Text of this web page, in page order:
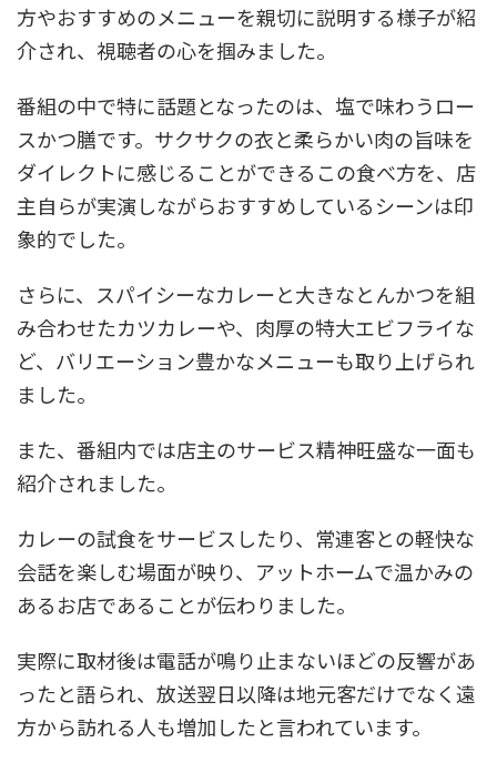
方やおすすめのメニューを親切に説明する様子が紹
介され、視聴者の心を掴みました。
番組の中で特に話題となったのは、塩で味わうロー
スかつ膳です。サクサクの衣と柔らかい肉の旨味を
ダイレクトに感じることができるこの食べ方を、店
主自らが実演しながらおすすめしているシーンは印
象的でした。
さらに、スパイシーなカレーと大きなとんかつを組
み合わせたカツカレーや、肉厚の特大エビフライな
ど、バリエーション豊かなメニューも取り上げられ
ました。
また、番組内では店主のサービス精神旺盛な一面も
紹介されました。
カレーの試食をサービスしたり、常連客との軽快な
会話を楽しむ場面が映り、アットホームで温かみの
あるお店であることが伝わりました。
実際に取材後は電話が鳴り止まないほどの反響があ
ったと語られ、放送翌日以降は地元客だけでなく遠
方から訪れる人も増加したと言われています。